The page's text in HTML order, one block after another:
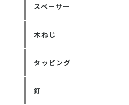
スペーサー
木ねじ
タッピング
釘